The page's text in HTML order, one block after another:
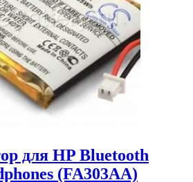
для HP Bluetooth
(FA303AA)